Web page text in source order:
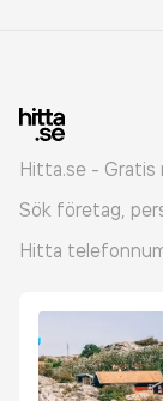
Hitta.se - Gratis
Sök företag,
Hitta